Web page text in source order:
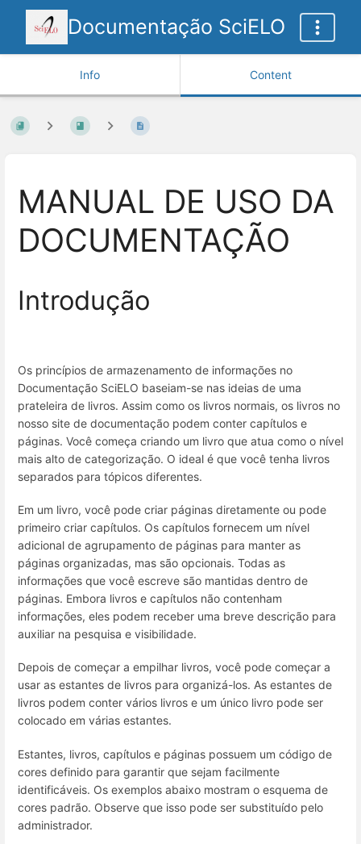
Documentação SciELO
Info Content
MANUAL DE USO DA
DOCUMENTAÇÃO
Introdução
Os princípios de armazenamento de informações no
Documentação SciELO baseiam-se nas ideias de uma
prateleira de livros. Assim como os livros normais, os livros no
nosso site de documentação podem conter capítulos e
páginas. Você começa criando um livro que atua como o nível
mais alto de categorização. O ideal é que você tenha livros
separados para tópicos diferentes.
Em um livro, você pode criar páginas diretamente ou pode
primeiro criar capítulos. Os capítulos fornecem um nível
adicional de agrupamento de páginas para manter as
páginas organizadas, mas são opcionais. Todas as
informações que você escreve são mantidas dentro de
páginas. Embora livros e capítulos não contenham
informações, eles podem receber uma breve descrição para
auxiliar na pesquisa e visibilidade.
Depois de começar a empilhar livros, você pode começar a
usar as estantes de livros para organizá-los. As estantes de
livros podem conter vários livros e um único livro pode ser
colocado em várias estantes.
Estantes, livros, capítulos e páginas possuem um código de
cores definido para garantir que sejam facilmente
identificáveis. Os exemplos abaixo mostram o esquema de
cores padrão. Observe que isso pode ser substituído pelo
administrador.